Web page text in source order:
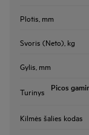
Plotis, mm
Svoris (Neto), kg
Gylis, mm
Turinys Picos
Kilmės šalies kodas